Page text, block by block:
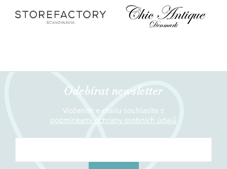
Odebírat newsletter
Vložením e-mailu souhlasíte s
podmínkami ochrany osobních údajů